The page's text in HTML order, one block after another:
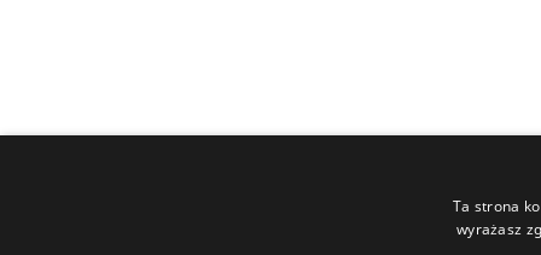
Ta strona
wyrażasz